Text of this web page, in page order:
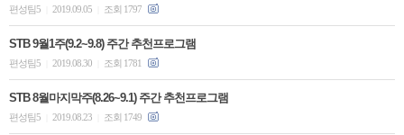
편성팀5 2019.09.05 조회 1797
STB 9월1주(9.2~9.8) 주간 추천프로그램
편성팀5 2019.08.30 조회 1781
STB 8월마지막주(8.26~9.1) 주간 추천프로그램
편성팀5 2019.08.23 조회 1749